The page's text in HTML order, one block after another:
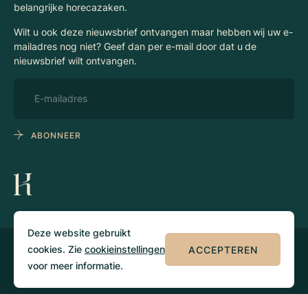
Deze website gebruikt
cookies. Zie cookieinstellingen
voor meer informatie.
ACCEPTEREN
belangrijke horecazaken.
Wilt u ook deze nieuwsbrief ontvangen maar hebben wij uw e-
mailadres nog niet? Geef dan per e-mail door dat u de
nieuwsbrief wilt ontvangen.
ABONNEER
© 2026 Klaassen
Horecamakelaars
Privacy
Algemene